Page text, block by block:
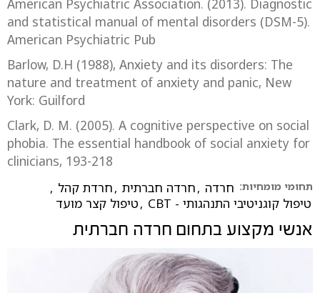
American Psychiatric Association. (2013). Diagnostic
and statistical manual of mental disorders (DSM-5).
American Psychiatric Pub
Barlow, D.H (1988), Anxiety and its disorders: The
nature and treatment of anxiety and panic, New
York: Guilford
Clark, D. M. (2005). A cognitive perspective on social
phobia. The essential handbook of social anxiety for
clinicians, 193-218
תחומי מומחיות: חרדה ,חרדה חברתית ,חרדת קהל ,
טיפול קוגניטיבי התנהגותי - CBT
,טיפול קצר מועד
אנשי מקצוע בתחום חרדה חברתית